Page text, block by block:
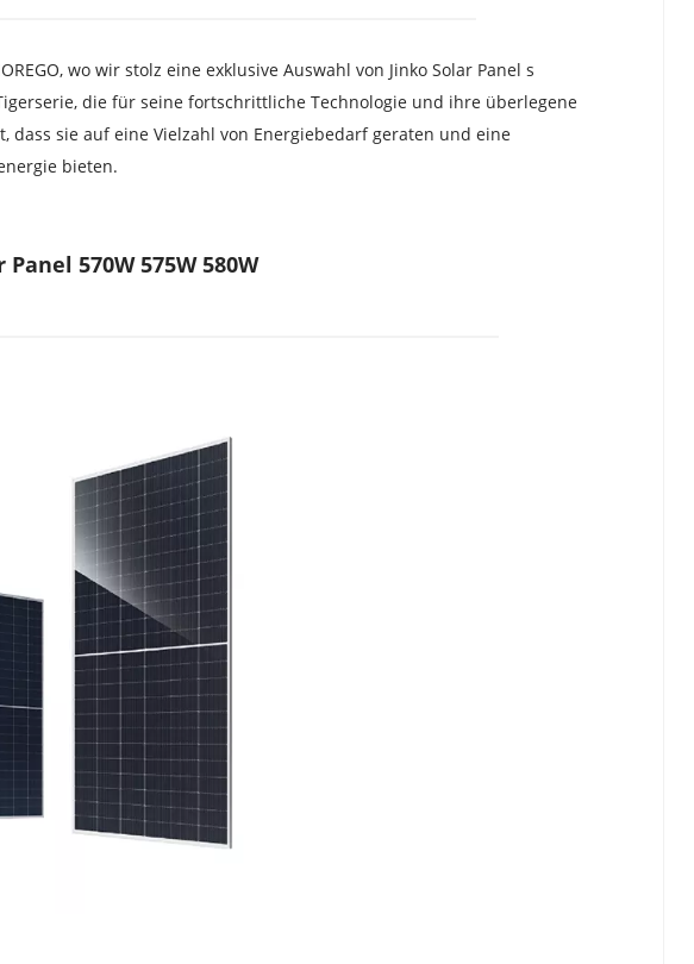
wo wir stolz eine exklusive Auswahl von Jinko Solar Panel s
die für seine fortschrittliche Technologie und ihre überlegene
dass sie auf eine Vielzahl von Energiebedarf geraten und eine
bieten.
Panel 570W 575W 580W